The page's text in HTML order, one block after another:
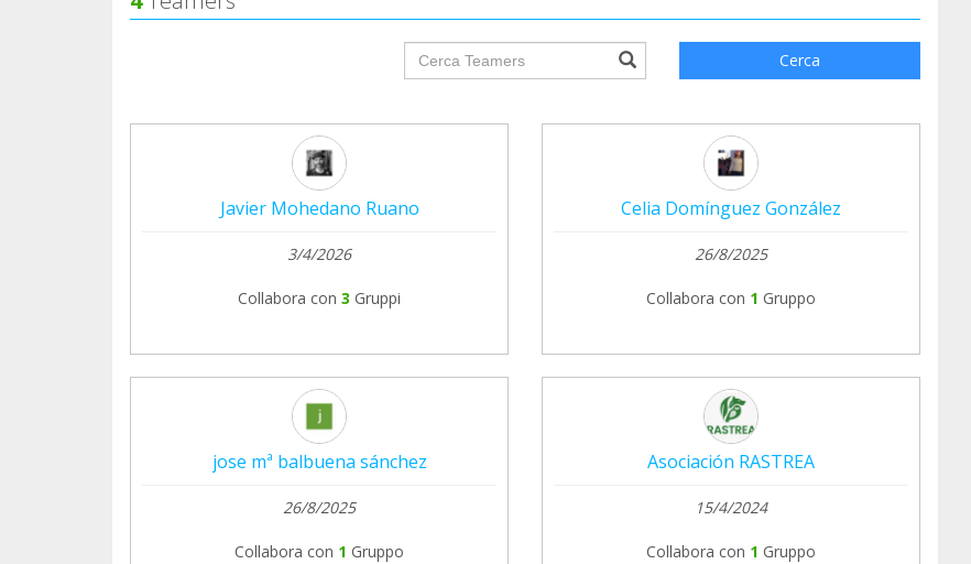
groupProfile.searchForm.search.text??? Cerca
Javier Mohedano Ruano
3/4/2026
Collabora con 3 Gruppi
Celia Domínguez González
26/8/2025
Collabora con 1 Gruppo
jose mª balbuena sánchez
26/8/2025
Collabora con 1 Gruppo
Asociación RASTREA
15/4/2024
Collabora con 1 Gruppo